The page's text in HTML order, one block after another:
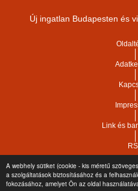
A webhely sütiket (cookie - kis méretű
a szolgáltatások biztosításához és a
fokozásához, amelyet Ön az oldal
Új ingatlan Budapesten és
Link és
Copyright © 2021.Vár-Köz Kft. -